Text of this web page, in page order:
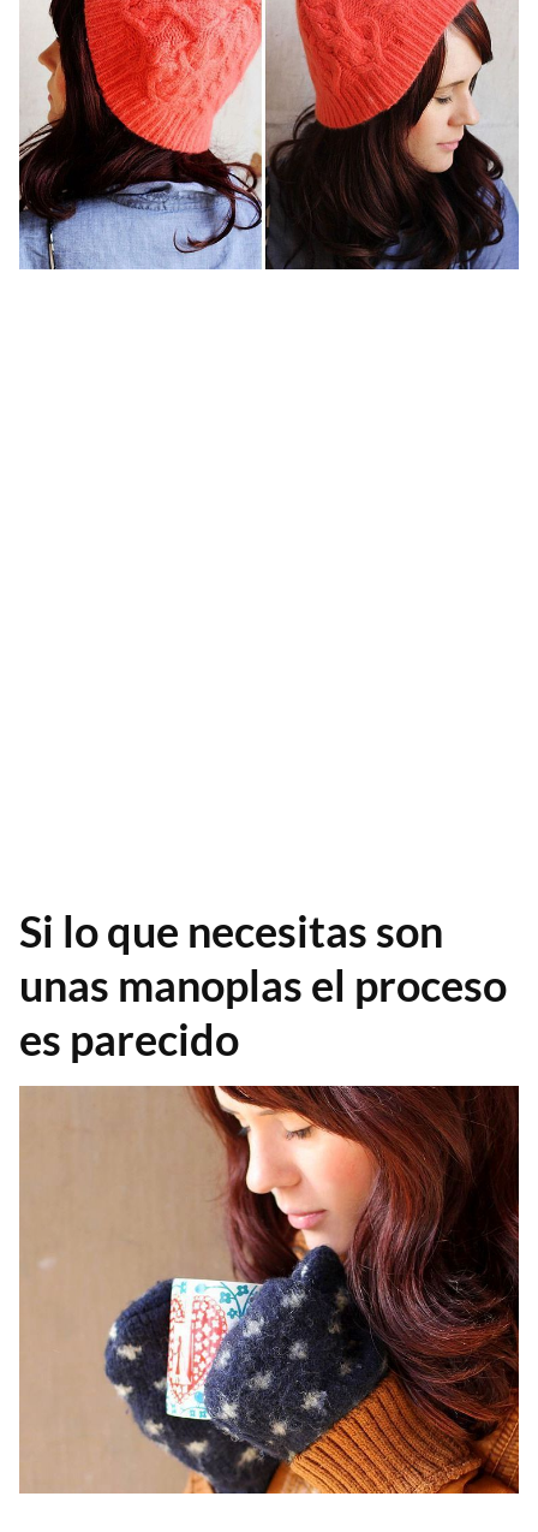
Si lo que necesitas son
unas manoplas el proceso
es parecido